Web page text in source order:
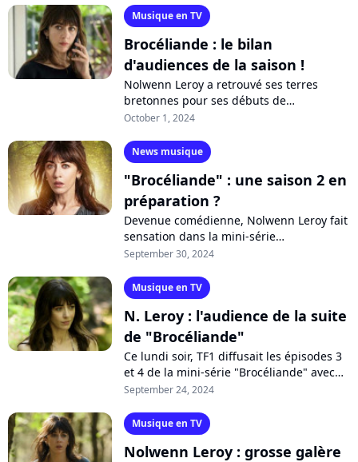
Musique en TV
Brocéliande : le bilan
d'audiences de la saison !
Nolwenn Leroy a retrouvé ses terres
bretonnes pour ses débuts de
comédienne. Incarnant le premier rôle de
a...
October 1, 2024
News musique
"Brocéliande" : une saison 2 en
préparation ?
Devenue comédienne, Nolwenn Leroy fait
sensation dans la mini-série
"Brocéliande" sur TF1. Alors que les deux
September 30, 2024
Musique en TV
N. Leroy : l'audience de la suite
de "Brocéliande"
Ce lundi soir, TF1 diffusait les épisodes 3
et 4 de la mini-série "Brocéliande" avec
Nolwenn Leroy dans le rôle principal.
September 24, 2024
Musique en TV
Nolwenn Leroy : grosse galère